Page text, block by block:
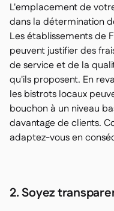
L'emplacement de
dans la détermination
Les établissements de
peuvent justifier des
de service et de la
qu'ils proposent. En
les bistrots locaux
bouchon à un niveau
davantage de clients.
adaptez-vous en
2. Soyez